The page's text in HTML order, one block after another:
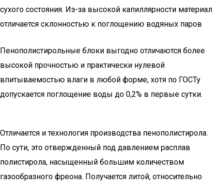
сухого состояния. Из-за высокой капиллярности материал
отличается склонностью к поглощению водяных паров
Пенополистирольные блоки выгодно отличаются более
высокой прочностью и практически нулевой
впитываемостью влаги в любой форме, хотя по ГОСТу
допускается поглощение воды до 0,2% в первые сутки.
Отличается и технология производства пенополистирола.
По сути, это отвержденный под давлением расплав
полистирола, насыщенный большим количеством
газообразного фреона. Получается литой, относительно